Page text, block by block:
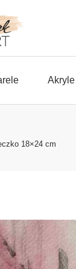
Akryle
18×24 cm